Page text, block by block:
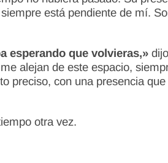
está pendiente de mí.
esperando que volvieras,»
alejan de este espacio,
preciso, con una presencia
otra vez.